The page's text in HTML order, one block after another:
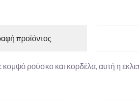
προϊόντος
ρούσκο και κορδέλα, αυτή η